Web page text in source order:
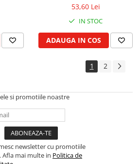
53,60 Lei
IN STOC
ADAUGA IN COS
1 2
si promotiile noastre
newsletter cu promotiile
Afla mai multe in Politica de